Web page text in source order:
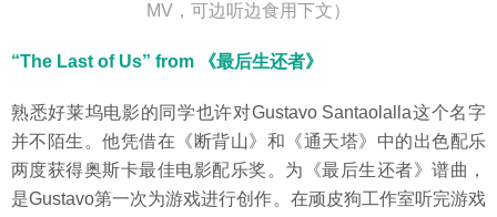
MV，可边听边食用下文）
“The Last of Us” from 《最后生还者》
熟悉好莱坞电影的同学也许对Gustavo Santaolalla这个名字
并不陌生。他凭借在《断背山》和《通天塔》中的出色配乐
两度获得奥斯卡最佳电影配乐奖。为《最后生还者》谱曲，
是Gustavo第一次为游戏进行创作。在顽皮狗工作室听完游戏